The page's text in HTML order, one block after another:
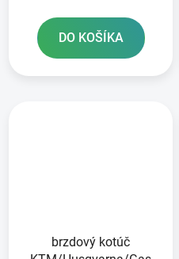
DO KOŠÍKA
brzdový kotúč